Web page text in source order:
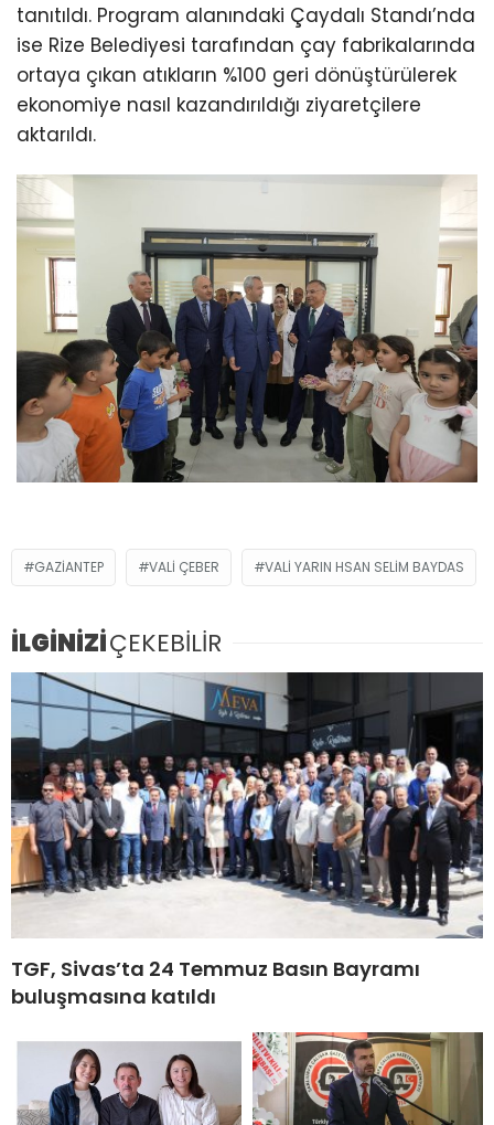
tanıtıldı. Program alanındaki Çaydalı Standı’nda
ise Rize Belediyesi tarafından çay fabrikalarında
ortaya çıkan atıkların %100 geri dönüştürülerek
ekonomiye nasıl kazandırıldığı ziyaretçilere
aktarıldı.
GAZIANTEP VALI ÇEBER VALI YARIN HSAN SELIM BAYDAS
İLGİNİZİÇEKEBİLİR
TGF, Sivas’ta 24 Temmuz Basın Bayramı
buluşmasına katıldı